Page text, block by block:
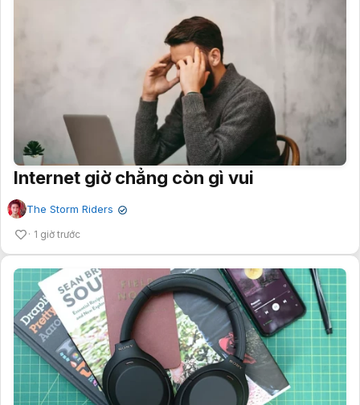
Internet giờ chẳng còn gì vui
The Storm Riders ✔
1 giờ trước